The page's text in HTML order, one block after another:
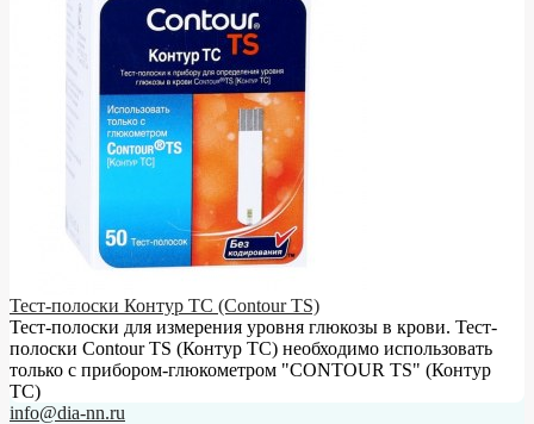
Тест-полоски Контур ТС (Contour TS)
Тест-полоски для измерения уровня глюкозы в крови. Тест-
полоски Contour TS (Контур ТС) необходимо использовать
только с прибором-глюкометром "CONTOUR TS" (Контур
ТС)
info@dia-nn.ru